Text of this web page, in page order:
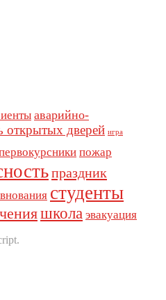
аварийно-
открытых дверей игра
пожар
праздник
студенты
школа эвакуация